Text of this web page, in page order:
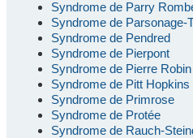
Syndrome de Parry
Syndrome de Parsonage-
Syndrome de Pendred
Syndrome de Pierpont
Syndrome de Pierre Robin
Syndrome de Pitt Hopkins
Syndrome de Primrose
Syndrome de Protée
Syndrome de Rauch-